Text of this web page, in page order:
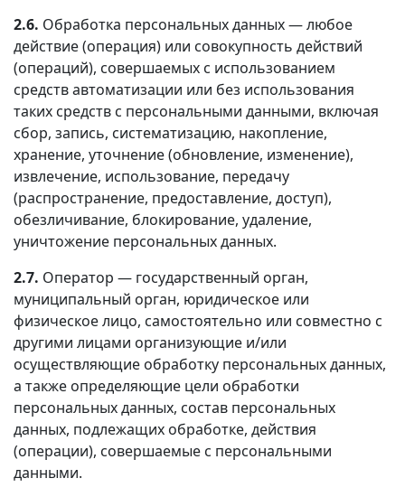
2.6. Обработка персональных данных — любое
действие (операция) или совокупность действий
(операций), совершаемых с использованием
средств автоматизации или без использования
таких средств с персональными данными, включая
сбор, запись, систематизацию, накопление,
хранение, уточнение (обновление, изменение),
извлечение, использование, передачу
(распространение, предоставление, доступ),
обезличивание, блокирование, удаление,
уничтожение персональных данных.
2.7. Оператор — государственный орган,
муниципальный орган, юридическое или
физическое лицо, самостоятельно или совместно с
другими лицами организующие и/или
осуществляющие обработку персональных данных,
а также определяющие цели обработки
персональных данных, состав персональных
данных, подлежащих обработке, действия
(операции), совершаемые с персональными
данными.